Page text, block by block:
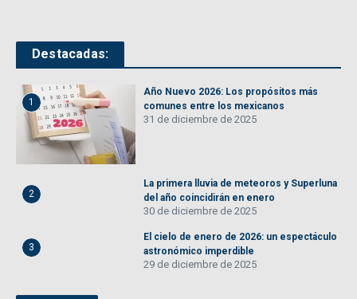
Destacadas:
1
Año Nuevo 2026: Los propósitos más
comunes entre los mexicanos
31 de diciembre de 2025
2
La primera lluvia de meteoros y Superluna
del año coincidirán en enero
30 de diciembre de 2025
3
El cielo de enero de 2026: un espectáculo
astronómico imperdible
29 de diciembre de 2025